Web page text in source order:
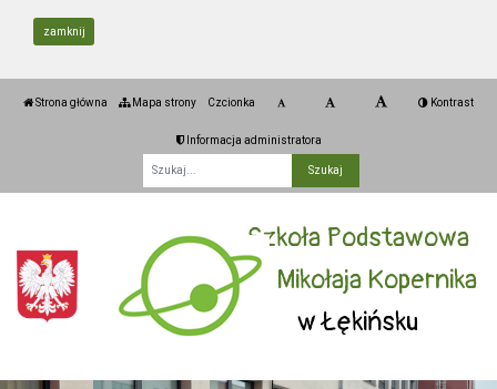
zamknij
Strona główna Mapa strony Czcionka Kontrast
Informacja administratora
Szkoła Podstawowa
im. Mikołaja Kopernika
w Łękińsku